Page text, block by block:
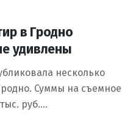
в Гродно
удивлены
несколько
Суммы на съемное
руб.…